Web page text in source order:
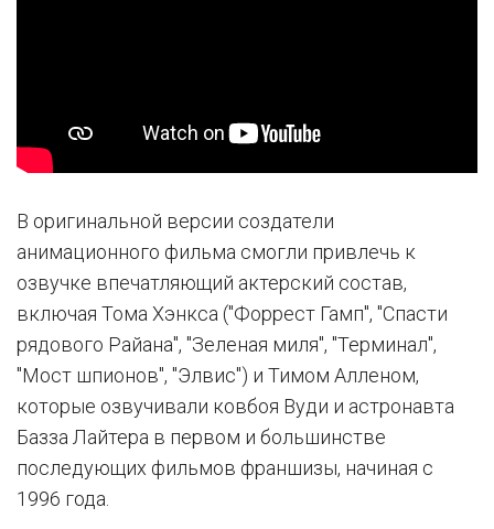
В оригинальной версии создатели
анимационного фильма смогли привлечь к
озвучке впечатляющий актерский состав,
включая Тома Хэнкса ("Форрест Гамп", "Спасти
рядового Райана", "Зеленая миля", "Терминал",
"Мост шпионов", "Элвис") и Тимом Алленом,
которые озвучивали ковбоя Вуди и астронавта
Базза Лайтера в первом и большинстве
последующих фильмов франшизы, начиная с
1996 года.